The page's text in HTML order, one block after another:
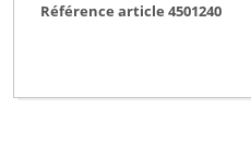
Référence article 4501240